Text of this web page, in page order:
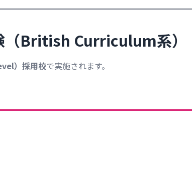
British Curriculum系）
）採用校で実施されます。